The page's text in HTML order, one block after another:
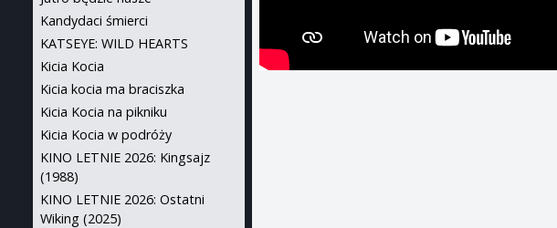
Kandydaci śmierci
KATSEYE: WILD HEARTS
Kicia Kocia
Kicia kocia ma braciszka
Kicia Kocia na pikniku
Kicia Kocia w podróży
KINO LETNIE 2026: Kingsajz
(1988)
KINO LETNIE 2026: Ostatni
Wiking (2025)